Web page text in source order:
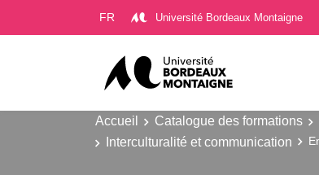
FR Université Bordeaux Montaigne
Accueil Catalogue des formations
Interculturalité et communication